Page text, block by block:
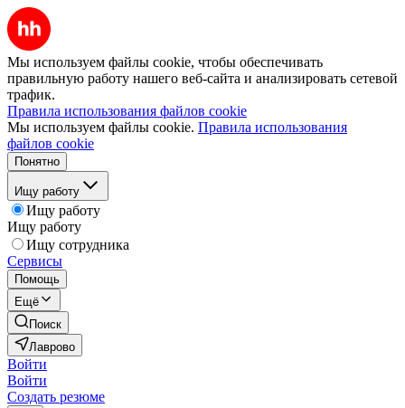
Мы используем файлы cookie, чтобы обеспечивать
правильную работу нашего веб-сайта и анализировать сетевой
трафик.
Правила использования файлов cookie
Мы используем файлы cookie. Правила использования
файлов cookie
Понятно
Ищу работу
Ищу работу
Ищу работу
Ищу сотрудника
Сервисы
Помощь
Ещё
Поиск
Лаврово
Войти
Войти
Создать резюме